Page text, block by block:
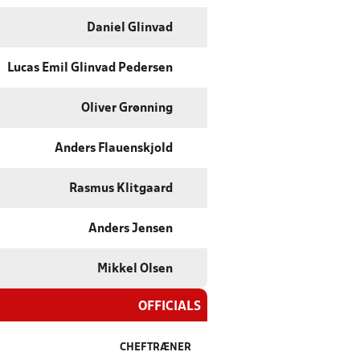
Daniel Glinvad
Lucas Emil Glinvad Pedersen
Oliver Grønning
Anders Flauenskjold
Rasmus Klitgaard
Anders Jensen
Mikkel Olsen
OFFICIALS
CHEFTRÆNER